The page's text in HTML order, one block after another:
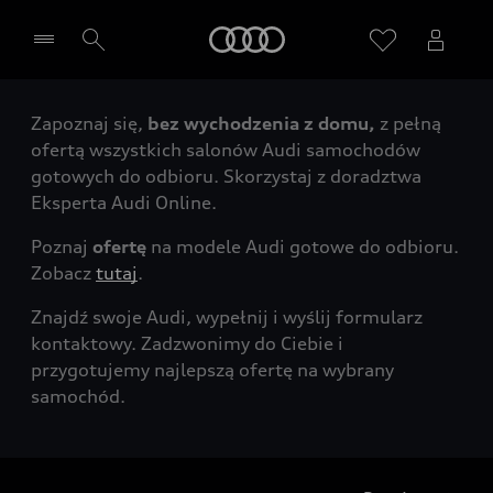
Wybierz Twojego Partnera Audi
Zapoznaj się, bez wychodzenia z domu, z pełną
ofertą wszystkich salonów Audi samochodów
gotowych do odbioru. Skorzystaj z doradztwa
Eksperta Audi Online.
Poznaj ofertę na modele Audi gotowe do odbioru.
Zobacz tutaj.
Znajdź swoje Audi, wypełnij i wyślij formularz
kontaktowy. Zadzwonimy do Ciebie i
przygotujemy najlepszą ofertę na wybrany
samochód.